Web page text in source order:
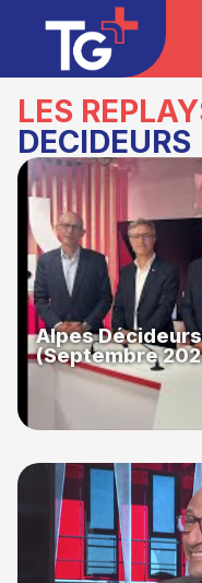
LES
DECIDEURS
Alpes
(Septembre